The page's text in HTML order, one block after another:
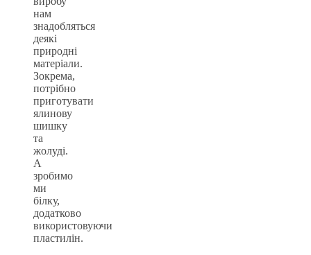
нам
знадобляться
деякі
природні
матеріали.
Зокрема,
потрібно
приготувати
ялинову
шишку
та
жолуді.
А
зробимо
ми
білку,
додатково
використовуючи
пластилін.